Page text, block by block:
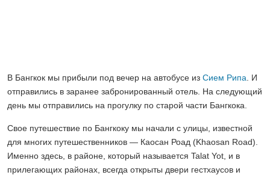
В Бангкок мы прибыли под вечер на автобусе из Сием Рипа . И
отправились в заранее забронированный отель. На следующий
день мы отправились на прогулку по старой части Бангкока.
Cвое путешествие по Бангкоку мы начали с улицы, известной
для многих путешественников — Каосан Роад (Khaosan Road).
Именно здесь, в районе, который называется Talat Yot, и в
прилегающих районах, всегда открыты двери гестхаусов и